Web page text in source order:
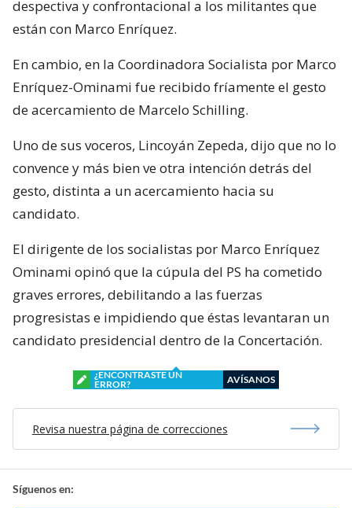
despectiva y confrontacional a los militantes que
están con Marco Enríquez.
En cambio, en la Coordinadora Socialista por Marco
Enríquez-Ominami fue recibido fríamente el gesto
de acercamiento de Marcelo Schilling.
Uno de sus voceros, Lincoyán Zepeda, dijo que no lo
convence y más bien ve otra intención detrás del
gesto, distinta a un acercamiento hacia su
candidato.
El dirigente de los socialistas por Marco Enríquez
Ominami opinó que la cúpula del PS ha cometido
graves errores, debilitando a las fuerzas
progresistas e impidiendo que éstas levantaran un
candidato presidencial dentro de la Concertación.
¿ENCONTRASTE UN
ERROR?
AVÍSANOS
Revisa nuestra página de correcciones
Síguenos en: